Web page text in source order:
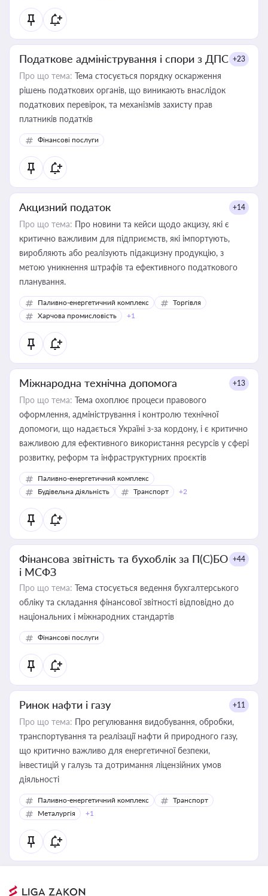
Податкове адміністрування і спори з ДПС +23
Про що тема: Тема стосується порядку оскарження
рішень податкових органів, що виникають внаслідок
податкових перевірок, та механізмів захисту прав
платників податків
Фінансові послуги
Акцизний податок +14
Про що тема: Про новини та кейси щодо акцизу, які є
критично важливим для підприємств, які імпортують,
виробляють або реалізують підакцизну продукцію, з
метою уникнення штрафів та ефективного податкового
планування.
Паливно-енергетичний комплекс
Торгівля
Харчова промисловість
+1
Міжнародна технічна допомога +13
Про що тема: Тема охоплює процеси правового
оформлення, адміністрування і контролю технічної
допомоги, що надається Україні з-за кордону, і є критично
важливою для ефективного використання ресурсів у сфері
розвитку, реформ та інфраструктурних проєктів
Паливно-енергетичний комплекс
Будівельна діяльність
Транспорт +2
Фінансова звітність та бухоблік за П(С)БО
і МСФЗ
+44
Про що тема: Тема стосується ведення бухгалтерського
обліку та складання фінансової звітності відповідно до
національних і міжнародних стандартів
Фінансові послуги
Ринок нафти і газу +11
Про що тема: Про регулювання видобування, обробки,
транспортування та реалізації нафти й природного газу,
що критично важливо для енергетичної безпеки,
інвестицій у галузь та дотримання ліцензійних умов
діяльності
Паливно-енергетичний комплекс
Транспорт
Металургія
+1